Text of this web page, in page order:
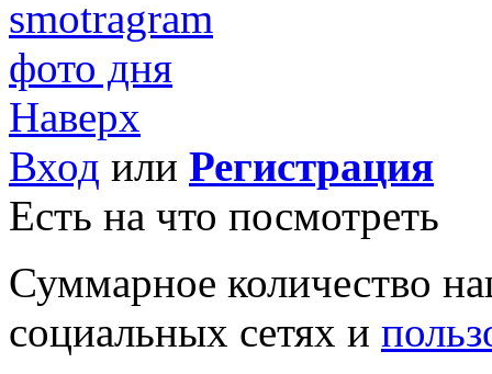
smotragram
фото дня
Наверх
Вход или Регистрация
Есть на что посмотреть
Суммарное количество
социальных сетях и